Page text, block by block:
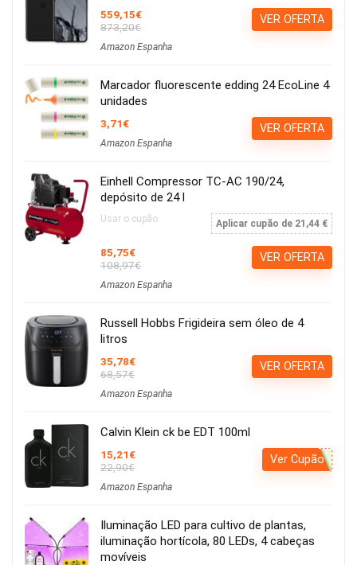
559,15€
873,20€
Amazon Espanha
VER OFERTA
Marcador fluorescente edding 24 EcoLine 4
unidades
3,71€
Amazon Espanha
VER OFERTA
Einhell Compressor TC-AC 190/24,
depósito de 24 l
Usar o cupão: Aplicar cupão de 21,44 €
85,75€
108,97€
Amazon Espanha
VER OFERTA
Russell Hobbs Frigideira sem óleo de 4
litros
35,78€
68,57€
Amazon Espanha
VER OFERTA
Calvin Klein ck be EDT 100ml
15,21€
22,90€
Amazon Espanha
Ver Cupão
Iluminação LED para cultivo de plantas,
iluminação hortícola, 80 LEDs, 4 cabeças
movíveis